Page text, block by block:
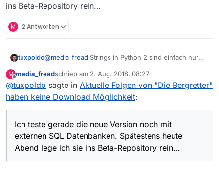
ins Beta-Repository rein…
M 2 Antworten
tuxpoldo@media_fread Strings in Python 2 sind einfach nur
Sonderzeichen und UTF-8 zu tun bekommt, scheinen
sich alle bösartige Dämonen zu treffen, um dem
armen Programmierer den Tag bereuen zu lassen, an
dem er geboren wurde.
Irgendwann hat man das ja eingesehen, und in
Python 3 existieren diese Probleme in dieser Form
nicht mehr - allerdings enthält Kodi leider noch eine
Python 2 Engine und es wird noch einige Releases
wird) in der der ganze Python 2 Müll raus ist…
Ich teste gerade die neue Version noch mit externen
SQL Datenbanken. Spätestens heute Abend lege ich
M
Offline
media_freadschrieb am 2. Aug. 2018, 08:27
zuletzt editiert von
@tuxpoldo sagte in Aktuelle Folgen von "Die Bergretter"
haben keine Download Möglichkeit:
Ich teste gerade die neue Version noch mit
externen SQL Datenbanken. Spätestens heute
Abend lege ich sie ins Beta-Repository rein…